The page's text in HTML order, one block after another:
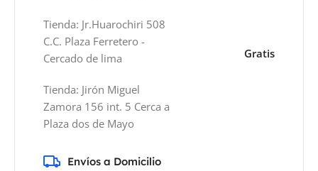
Tienda: Jr.Huarochiri 508
C.C. Plaza Ferretero -
Cercado de lima
Tienda: Jirón Miguel
Zamora 156 int. 5 Cerca a
Plaza dos de Mayo
Gratis
Envíos a Domicilio